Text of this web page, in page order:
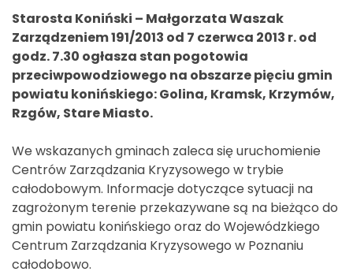
Starosta Koniński – Małgorzata Waszak
Zarządzeniem 191/2013 od 7 czerwca 2013 r. od
godz. 7.30 ogłasza stan pogotowia
przeciwpowodziowego na obszarze pięciu gmin
powiatu konińskiego: Golina, Kramsk, Krzymów,
Rzgów, Stare Miasto.
We wskazanych gminach zaleca się uruchomienie
Centrów Zarządzania Kryzysowego w trybie
całodobowym. Informacje dotyczące sytuacji na
zagrożonym terenie przekazywane są na bieżąco do
gmin powiatu konińskiego oraz do Wojewódzkiego
Centrum Zarządzania Kryzysowego w Poznaniu
całodobowo.